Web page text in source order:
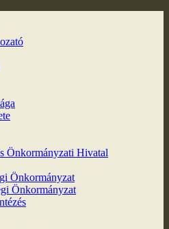
Önkormányzati Hivatal
Önkormányzat
Önkormányzat